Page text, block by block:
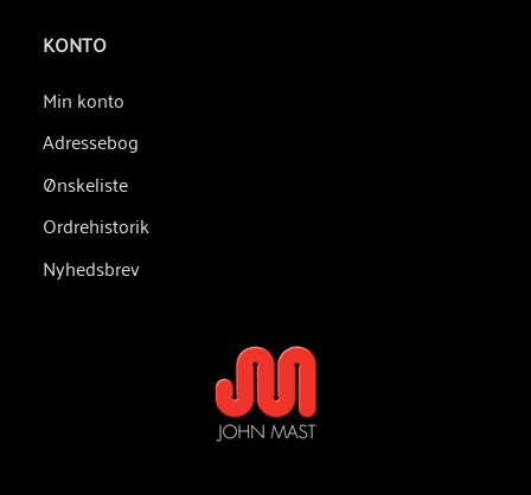
KONTO
Min konto
Adressebog
Ønskeliste
Ordrehistorik
Nyhedsbrev